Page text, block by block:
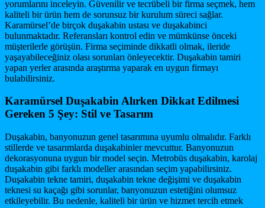
yorumlarını inceleyin. Güvenilir ve tecrübeli bir firma seçmek, hem
kaliteli bir ürün hem de sorunsuz bir kurulum süreci sağlar.
Karamürsel’de birçok duşakabin ustası ve duşakabinci
bulunmaktadır. Referansları kontrol edin ve mümkünse önceki
müşterilerle görüşün. Firma seçiminde dikkatli olmak, ileride
yaşayabileceğiniz olası sorunları önleyecektir. Duşakabin tamiri
yapan yerler arasında araştırma yaparak en uygun firmayı
bulabilirsiniz.
Karamürsel Duşakabin Alırken Dikkat Edilmesi
Gereken 5 Şey: Stil ve Tasarım
Duşakabin, banyonuzun genel tasarımına uyumlu olmalıdır. Farklı
stillerde ve tasarımlarda duşakabinler mevcuttur. Banyonuzun
dekorasyonuna uygun bir model seçin. Metrobüs duşakabin, karolaj
duşakabin gibi farklı modeller arasından seçim yapabilirsiniz.
Duşakabin tekne tamiri, duşakabin tekne değişimi ve duşakabin
teknesi su kaçağı gibi sorunlar, banyonuzun estetiğini olumsuz
etkileyebilir. Bu nedenle, kaliteli bir ürün ve hizmet tercih etmek